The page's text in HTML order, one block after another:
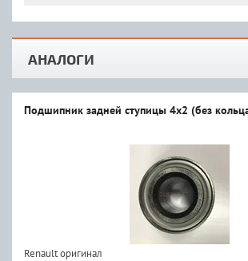
АНАЛОГИ
Подшипник задней ступицы 4x2 (без
Renault оригинал